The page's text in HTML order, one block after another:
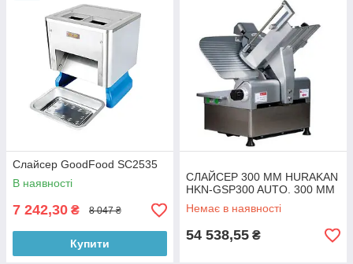
Слайсер GoodFood SC2535
В наявності
7 242,30 ₴ 8 047 ₴
Купити
СЛАЙСЕР 300 ММ HURAKAN
HKN-GSP300 AUTO. 300 ММ
Немає в наявності
54 538,55 ₴